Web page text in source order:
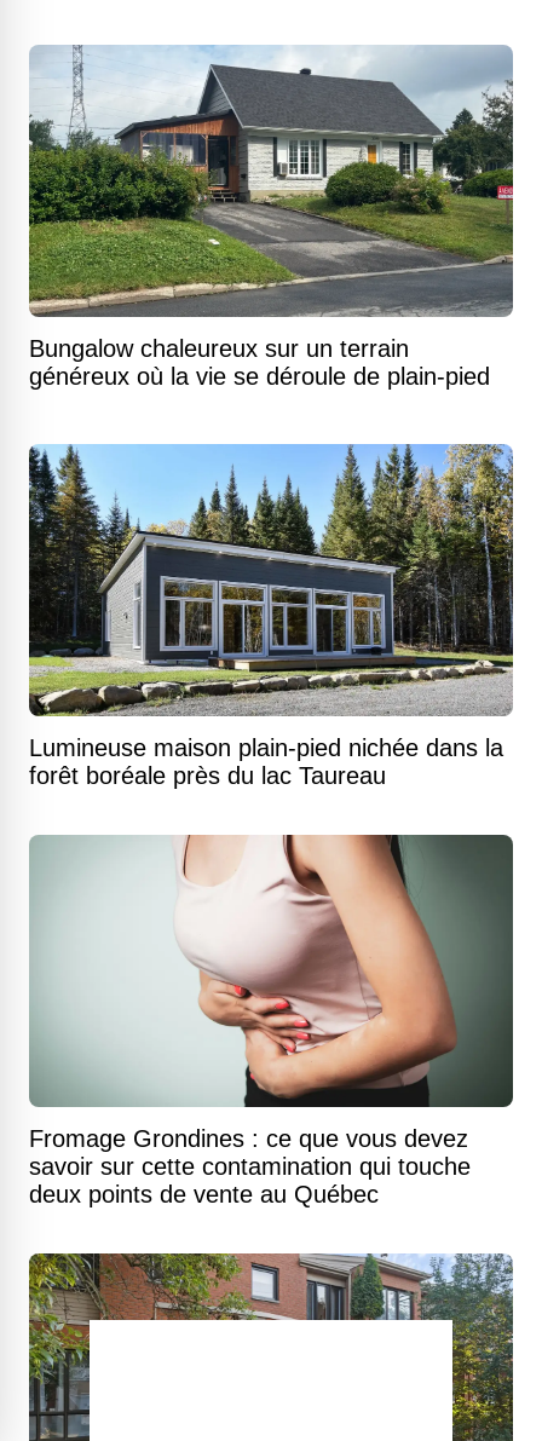
Bungalow chaleureux sur un terrain
généreux où la vie se déroule de plain-pied
Lumineuse maison plain-pied nichée dans la
forêt boréale près du lac Taureau
Fromage Grondines : ce que vous devez
savoir sur cette contamination qui touche
deux points de vente au Québec